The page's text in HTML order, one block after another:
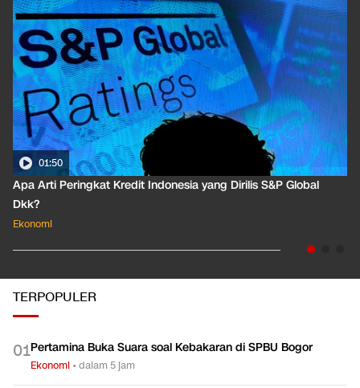
01:50
Apa Arti Peringkat Kredit Indonesia yang Dirilis S&P Global
Dkk?
Ekonomi
TERPOPULER
01Pertamina Buka Suara soal Kebakaran di SPBU Bogor
Ekonomi •dalam 5 jam